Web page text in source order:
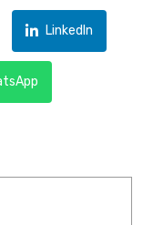
LinkedIn